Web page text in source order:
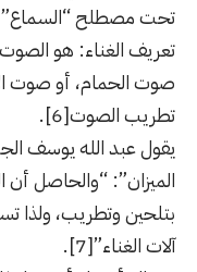
تحت مصطلح “السماع”
تعريف الغناء: هو
صوت الحمام، أو صوت
تطريب الصوت[6]
.
يقول عبد الله يوسف
الميزان”: “والحاصل أن
بتلحين وتطريب، ولذا
آلات الغناء”[7]
.